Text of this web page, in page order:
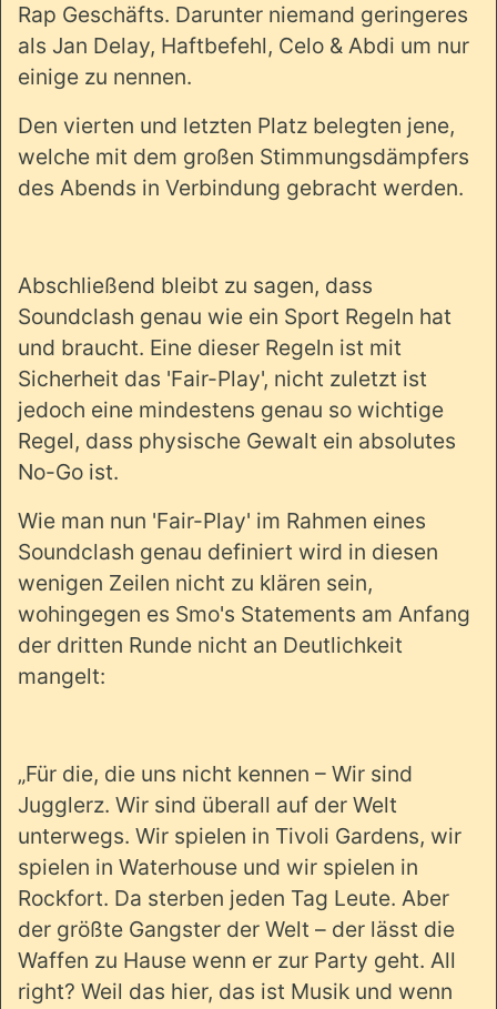
Rap Geschäfts. Darunter niemand geringeres
als Jan Delay, Haftbefehl, Celo & Abdi um nur
einige zu nennen.
Den vierten und letzten Platz belegten jene,
welche mit dem großen Stimmungsdämpfers
des Abends in Verbindung gebracht werden.
Abschließend bleibt zu sagen, dass
Soundclash genau wie ein Sport Regeln hat
und braucht. Eine dieser Regeln ist mit
Sicherheit das 'Fair-Play', nicht zuletzt ist
jedoch eine mindestens genau so wichtige
Regel, dass physische Gewalt ein absolutes
No-Go ist.
Wie man nun 'Fair-Play' im Rahmen eines
Soundclash genau definiert wird in diesen
wenigen Zeilen nicht zu klären sein,
wohingegen es Smo's Statements am Anfang
der dritten Runde nicht an Deutlichkeit
mangelt:
„Für die, die uns nicht kennen – Wir sind
Jugglerz. Wir sind überall auf der Welt
unterwegs. Wir spielen in Tivoli Gardens, wir
spielen in Waterhouse und wir spielen in
Rockfort. Da sterben jeden Tag Leute. Aber
der größte Gangster der Welt – der lässt die
Waffen zu Hause wenn er zur Party geht. All
right? Weil das hier, das ist Musik und wenn